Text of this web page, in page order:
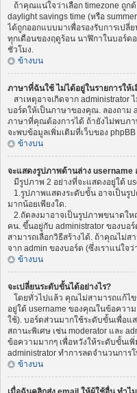
ถ้าคุณแน่ใจว่าเลือก timezone ถูก
daylight savings time (หรือ
ได้ถูกออกแบบมาเพื่อรองรับการเปลี่
ทุกเดือนของฤดูร้อน นาฬิกาในบอร์
ชั่วโมง.
ข้างบน
ภาษาที่ฉันใช้ ไม่ได้อยู่ในรายการให้เ
สาเหตุอาจเกิดจาก
บอร์ดให้เป็นภาษาของคุณ. ลองถาม
ภาษาที่คุณต้องการได้ ถ้ายังไม่พบภ
จะพบข้อมูลเพิ่มเติมที่เว็บของ
ข้างบน
จะแสดงรูปภาพด้านล่าง username
มีรูปภาพ 2 อย่างที่จะแสดงอยู่ใต้
1.รูปภาพแสดงระดับขั้น อาจเป็นรู
มากน้อยเพียงใด.
2.ถัดลงมาอาจเป็นรูปภาพขนาดใ
คน. ขึ้นอยู่กับ administrator ของบอ
สามารถเลือกวิธีสร้างได้. ถ้าคุณไม่
จาก admin ของบอร์ด (ซึ่งเราแน่ใจ
ข้างบน
จะเปลี่ยนระดับขั้นได้อย่างไร?
โดยทั่วไปแล้ว คุณไม่สามารถแก้ไ
อยู่ใต้ username ของคุณในข้อคว
ใช้). บอร์ดส่วนมากใช้ระดับขั้นเพื่อ
สถานะพิเศษ เช่น moderator และ
ข้อความมากๆ เพื่อหวังให้ระดับขั้นเ
administrator ทำการลดจำนวนการ
ข้างบน